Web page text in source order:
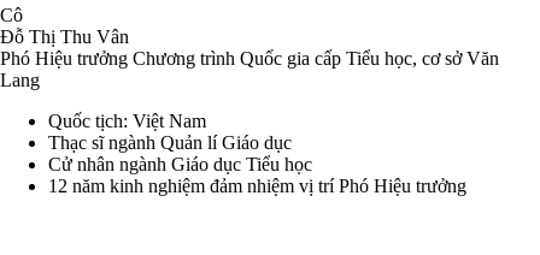
Cô
Đỗ Thị Thu Vân
Phó Hiệu trưởng Chương trình Quốc gia cấp Tiểu học, cơ sở Văn
Lang
Quốc tịch: Việt Nam
Thạc sĩ ngành Quản lí Giáo dục
Cử nhân ngành Giáo dục Tiểu học
12 năm kinh nghiệm đảm nhiệm vị trí Phó Hiệu trưởng